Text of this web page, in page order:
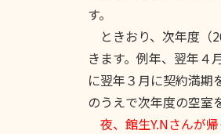
す。
ときおり、次年度（
きます。例年、翌年４
に翌年３月に契約満期
のうえで次年度の空室
夜、館生Y.Nさんが